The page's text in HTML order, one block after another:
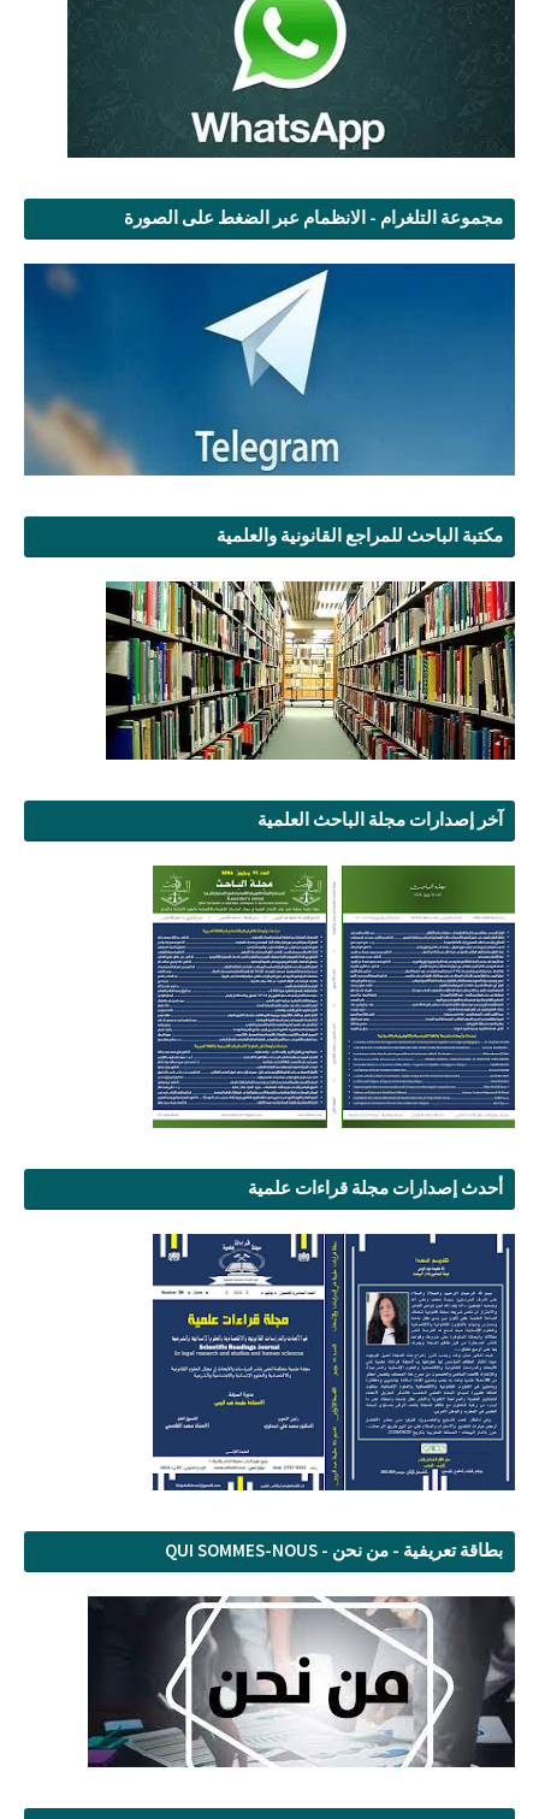
مجموعة التلغرام - الانظمام عبر الضغط على الصورة
مكتبة الباحث للمراجع القانونية والعلمية
آخر إصدارات مجلة الباحث العلمية
أحدث إصدارات مجلة قراءات علمية
بطاقة تعريفية - من نحن - QUI SOMMES-NOUS